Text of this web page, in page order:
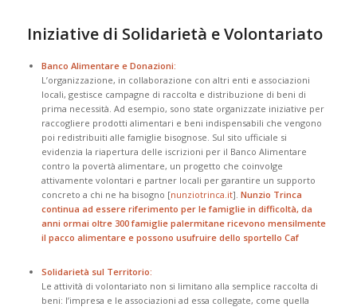
Iniziative di Solidarietà e Volontariato
Banco Alimentare e Donazioni:
L’organizzazione, in collaborazione con altri enti e associazioni
locali, gestisce campagne di raccolta e distribuzione di beni di
prima necessità. Ad esempio, sono state organizzate iniziative per
raccogliere prodotti alimentari e beni indispensabili che vengono
poi redistribuiti alle famiglie bisognose. Sul sito ufficiale si
evidenzia la riapertura delle iscrizioni per il Banco Alimentare
contro la povertà alimentare, un progetto che coinvolge
attivamente volontari e partner locali per garantire un supporto
concreto a chi ne ha bisogno [​nunziotrinca.it]. Nunzio Trinca
continua ad essere riferimento per le famiglie in difficoltà, da
anni ormai oltre 300 famiglie palermitane ricevono mensilmente
il pacco alimentare e possono usufruire dello sportello Caf
Solidarietà sul Territorio:
Le attività di volontariato non si limitano alla semplice raccolta di
beni: l’impresa e le associazioni ad essa collegate, come quella